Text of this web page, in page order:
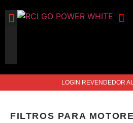
LOGIN REVENDEDOR
FILTROS PARA